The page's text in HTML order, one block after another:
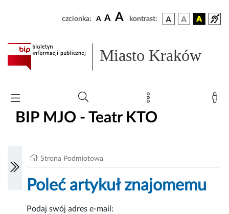
czcionka: A A A kontrast:
Miasto Kraków
BIP MJO - Teatr KTO
Strona Podmiotowa
Poleć artykuł znajomemu
Podaj swój adres e-mail: